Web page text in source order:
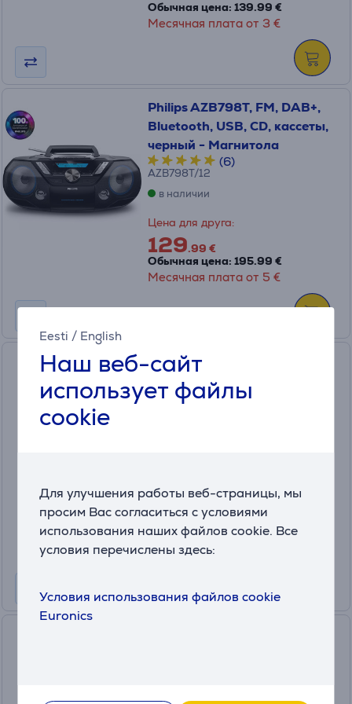
Eesti / English
Наш веб-сайт
использует файлы
cookie
Для улучшения работы веб-страницы, мы
просим Вас согласиться с условиями
использования наших файлов cookie. Все
условия перечислены здесь:
Условия использования файлов cookie
Euronics
Обычная цена: 139.99 €
Месячная плата от 3 €
Philips AZB798T, FM, DAB+,
Bluetooth, USB, CD, кассеты,
черный - Магнитола
(6)
AZB798T/12
в наличии
Цена для друга:
129.99 €
Обычная цена: 195.99 €
Месячная плата от 5 €
JBL Live 670NC, адаптивное
шумоподавление, синий -
Накладные беспроводные
Цена для друга:
69.99 €
Обычная цена: 139.99 €
Месячная плата от 3 €